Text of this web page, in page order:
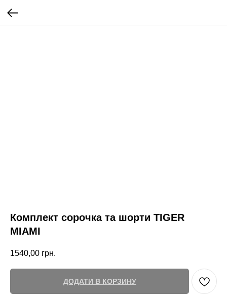
Комплект сорочка та шорти TIGER
MIAMI
1540,00 грн.
ДОДАТИ В КОРЗИНУ